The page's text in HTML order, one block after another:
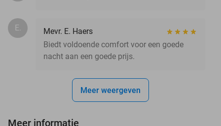
E.
Mevr. E. Haers
Biedt voldoende comfort voor een goede
nacht aan een goede prijs.
Meer weergeven
Meer informatie